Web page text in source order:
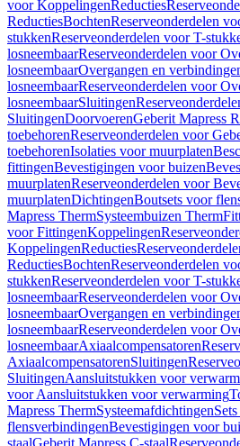
voor KoppelingenReducties
ReductiesBochtenReserveonderdelen
stukkenReserveonderdelen voor T-
losneembaarReserveonderdelen voor
losneembaarOvergangen en
losneembaarReserveonderdelen voor
losneembaarSluitingen
SluitingenDoorvoerenGeberit Mapress
toebehorenReserveonderdelen voor
toebehorenIsolaties voor muurplaten
fittingenBevestigingen voor buizen
muurplatenReserveonderdelen voor
muurplatenDichtingenBoutsets voor
Mapress ThermSysteembuizen Therm
voor FittingenKoppelingen
KoppelingenReducties
ReductiesBochtenReserveonderdelen
stukkenReserveonderdelen voor T-
losneembaarReserveonderdelen voor
losneembaarOvergangen en
losneembaarReserveonderdelen voor
losneembaarAxiaalcompensatoren
AxiaalcompensatorenSluitingen
SluitingenAansluitstukken voor
voor Aansluitstukken voor verwarming
Mapress ThermSysteemafdichtingen
flensverbindingenBevestigingen voor
staalGeberit Mapress C-staal